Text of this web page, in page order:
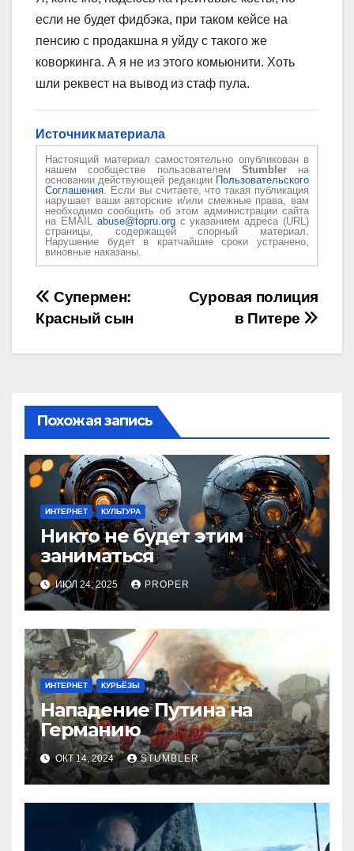
если не будет фидбэка, при таком кейсе на
пенсию с продакшна я уйду с такого же
коворкинга. А я не из этого комьюнити. Хоть
шли реквест на вывод из стаф пула.
Источник материала
Настоящий материал самостоятельно опубликован в
нашем сообществе пользователем Stumblerна
основании действующей редакции Пользовательского
Соглашения. Если вы считаете, что такая публикация
нарушает ваши авторские и/или смежные права, вам
необходимо сообщить об этом администрации сайта
на EMAIL abuse@topru.orgс указанием адреса (URL)
страницы, содержащей спорный материал.
Нарушение будет в кратчайшие сроки устранено,
виновные наказаны.
Навигация
по
Суровая полиция
в Питере
Супермен:
Красный сын
Похожая запись
ИНТЕРНЕТ КУЛЬТУРА
Никто не будет этим
заниматься
ИЮЛ 24, 2025 PROPER
ИНТЕРНЕТ КУРЬЁЗЫ
Нападение Путина на
Германию
ОКТ 14, 2024 STUMBLER